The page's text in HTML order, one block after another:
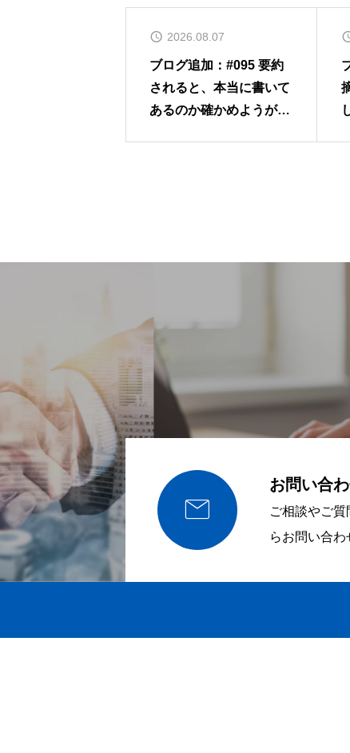
2026.08.07
ブログ追加：#095 要約
されると、本当に書いて
あるのか確かめようがな

お問い合
ご相談やご
らお問い合わ